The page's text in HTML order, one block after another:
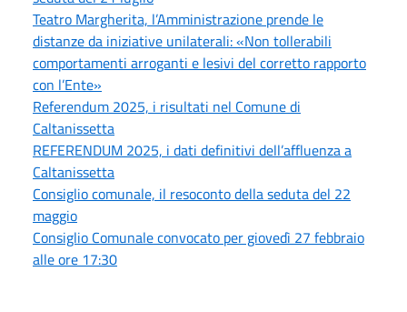
Teatro Margherita, l’Amministrazione prende le
distanze da iniziative unilaterali: «Non tollerabili
comportamenti arroganti e lesivi del corretto rapporto
con l’Ente»
Referendum 2025, i risultati nel Comune di
Caltanissetta
REFERENDUM 2025, i dati definitivi dell’affluenza a
Caltanissetta
Consiglio comunale, il resoconto della seduta del 22
maggio
Consiglio Comunale convocato per giovedì 27 febbraio
alle ore 17:30